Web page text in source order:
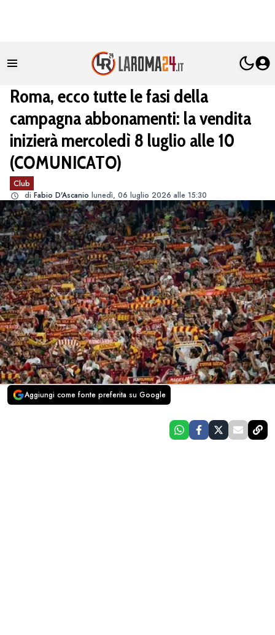
Roma, ecco tutte le fasi della
campagna abbonamenti: la vendita
inizierà mercoledì 8 luglio alle 10
(COMUNICATO)
Club
di Fabio D'Ascanio lunedì, 06 luglio 2026 alle 15:30
Aggiungi come fonte preferita su Google